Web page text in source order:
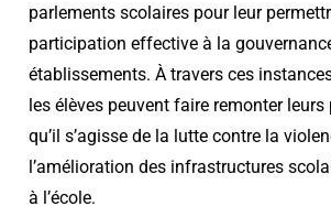
parlements scolaires pour leur
participation effective à la
établissements. À travers ces
les élèves peuvent faire remonter
qu’il s’agisse de la lutte contre la
l’amélioration des infrastructures
à l’école.